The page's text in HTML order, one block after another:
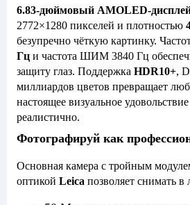
6.83-дюймовый AMOLED-
2772×1280 пикселей и плотностью
безупречно чёткую картинку.
Гц и частота ШИМ 3840 Гц
защиту глаз. Поддержка HDR10+,
миллиардов цветов превращает
настоящее визуальное
реалистично.
Фотографируй как
Основная камера с тройным
оптикой Leica позволяет снимать